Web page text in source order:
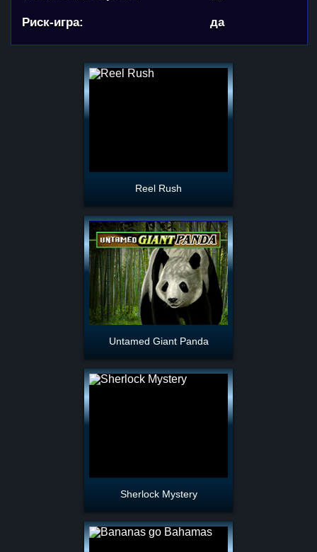
Риск-игра: да
Reel Rush
Untamed Giant Panda
Sherlock Mystery